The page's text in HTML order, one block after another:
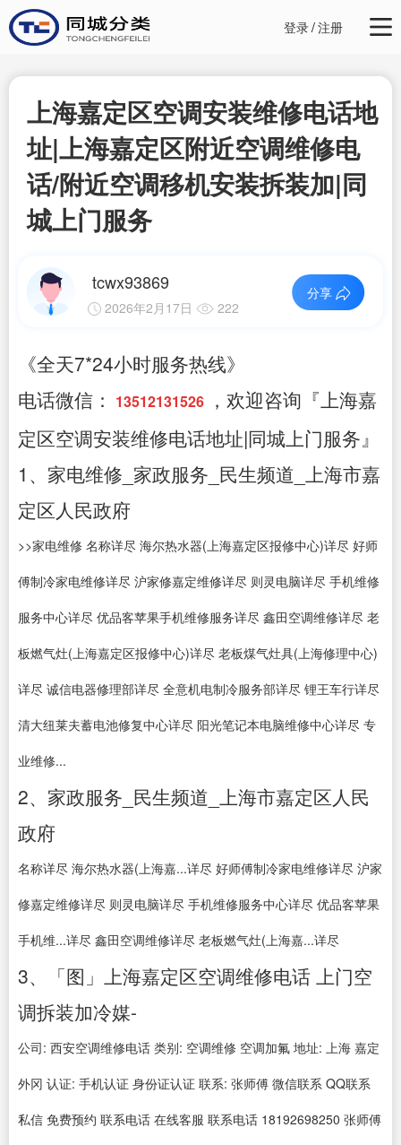
登录/注册
上海嘉定区空调安装维修电话地
址|上海嘉定区附近空调维修电
话/附近空调移机安装拆装加|同
城上门服务
tcwx93869
2026年2月17日 222
分享
《全天7*24小时服务热线》
电话微信：
13512131526 ，欢迎咨询『上海嘉
定区空调安装维修电话地址|同城上门服务』
1、家电维修_家政服务_民生频道_上海市嘉
定区人民政府
>>家电维修 名称详尽 海尔热水器(上海嘉定区报修中心)详尽 好师
傅制冷家电维修详尽 沪家修嘉定维修详尽 则灵电脑详尽 手机维修
服务中心详尽 优品客苹果手机维修服务详尽 鑫田空调维修详尽 老
板燃气灶(上海嘉定区报修中心)详尽 老板煤气灶具(上海修理中心)
详尽 诚信电器修理部详尽 全意机电制冷服务部详尽 锂王车行详尽
清大纽莱夫蓄电池修复中心详尽 阳光笔记本电脑维修中心详尽 专
业维修...
2、家政服务_民生频道_上海市嘉定区人民
政府
名称详尽 海尔热水器(上海嘉...详尽 好师傅制冷家电维修详尽 沪家
修嘉定维修详尽 则灵电脑详尽 手机维修服务中心详尽 优品客苹果
手机维...详尽 鑫田空调维修详尽 老板燃气灶(上海嘉...详尽
3、「图」上海嘉定区空调维修电话 上门空
调拆装加冷媒-
公司: 西安空调维修电话 类别: 空调维修 空调加氟 地址: 上海 嘉定
外冈 认证: 手机认证 身份证认证 联系: 张师傅 微信联系 QQ联系
私信 免费预约 联系电话 在线客服 联系电话 18192698250 张师傅